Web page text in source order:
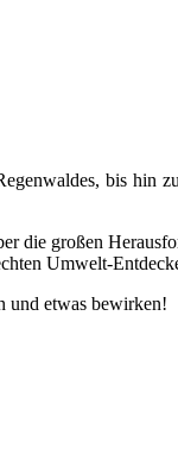
bis hin
die großen
Umwelt-
und etwas bewirken!